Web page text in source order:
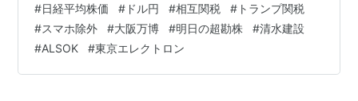
では3万3000円近辺で戻りが鈍ったが、後場には3万
3600円台に乗せて下げ幅を3桁に縮める場面がありまし
たが、結局4桁の下落とはなったて取引を終了しました。
先週の日経平均は安値が3万792円までありましたが、金
#日経平均株価 # ドル円 #相互関税 # トランプ関税
#スマホ除外 #大阪万博 #明日の超勘株 #清水建設
#ALSOK #東京エレクトロン